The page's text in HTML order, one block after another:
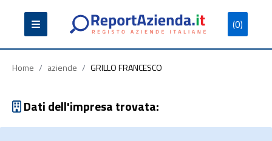
(0)
Partita
Iva
Codice
Fiscale
Ragione
Sociale
Home / aziende / GRILLO FRANCESCO
Dati dell'impresa trovata: